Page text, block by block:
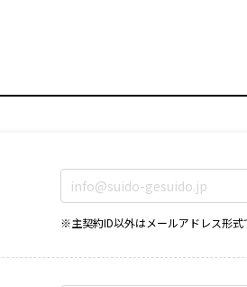
※主契約ID以外はメールアドレス形式